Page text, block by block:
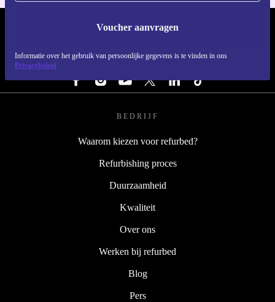
Voucher aanvragen
Informatie over het gebruik van persoonlijke gegevens is te vinden in ons
Privacybeleid
REFURBED NEDERLAND - RETHINK NEW.
VOLG ONS
BEDRIJF
Waarom kiezen voor refurbed?
Refurbishing proces
Duurzaamheid
Kwaliteit
Over ons
Werken bij refurbed
Blog
Pers